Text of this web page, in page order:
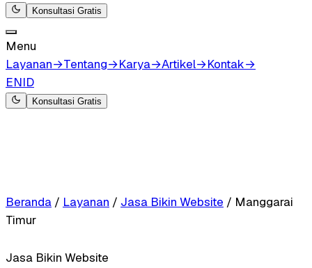
Konsultasi Gratis
Menu
Layanan→Tentang→Karya→Artikel→Kontak→
ENID
Konsultasi Gratis
Beranda / Layanan / Jasa Bikin Website / Manggarai
Timur
Jasa Bikin Website